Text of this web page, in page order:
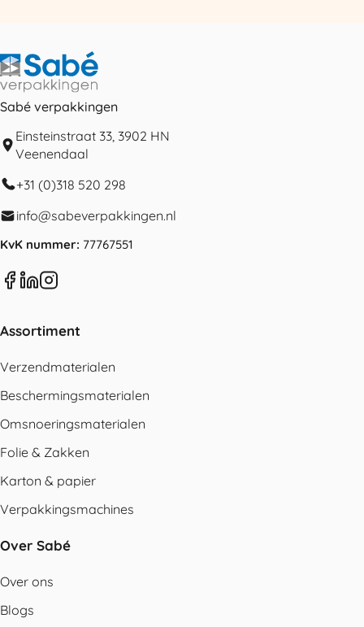
Sabé verpakkingen
Einsteinstraat 33, 3902 HN
Veenendaal
+31 (0)318 520 298
info@sabeverpakkingen.nl
KvK nummer: 77767551
Assortiment
Verzendmaterialen
Beschermingsmaterialen
Omsnoeringsmaterialen
Folie & Zakken
Karton & papier
Verpakkingsmachines
Over Sabé
Over ons
Blogs